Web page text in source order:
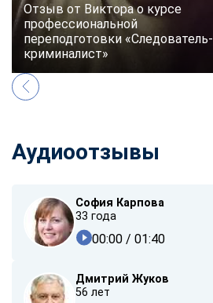
Отзыв от Виктора о курсе
профессиональной
переподготовки «Следователь-
криминалист»
Аудиоотзывы
София Карпова
33 года
00:00 / 01:40
Дмитрий Жуков
56 лет